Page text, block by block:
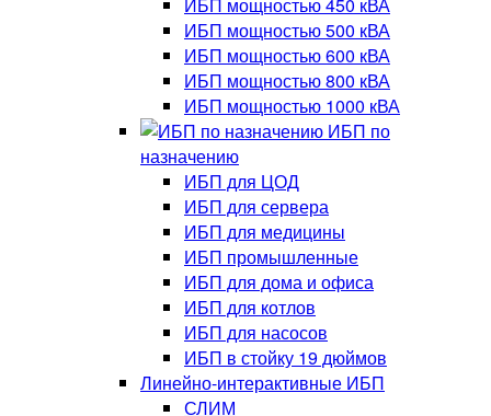
ИБП мощностью 500 кВА
ИБП мощностью 600 кВА
ИБП мощностью 800 кВА
ИБП мощностью 1000 кВА
ИБП по
назначению
ИБП для ЦОД
ИБП для сервера
ИБП для медицины
ИБП промышленные
ИБП для дома и офиса
ИБП для котлов
ИБП для насосов
ИБП в стойку 19 дюймов
Линейно-интерактивные ИБП
СЛИМ